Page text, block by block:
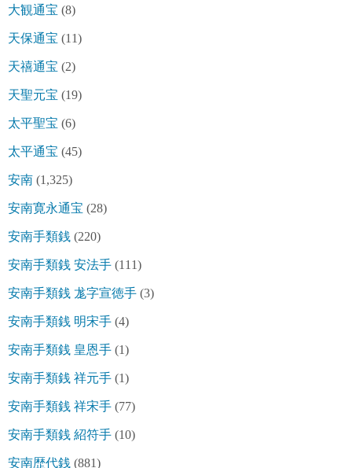
大観通宝 (8)
天保通宝 (11)
天禧通宝 (2)
天聖元宝 (19)
太平聖宝 (6)
太平通宝 (45)
安南 (1,325)
安南寛永通宝 (28)
安南手類銭 (220)
安南手類銭 安法手 (111)
安南手類銭 尨字宣徳手 (3)
安南手類銭 明宋手 (4)
安南手類銭 皇恩手 (1)
安南手類銭 祥元手 (1)
安南手類銭 祥宋手 (77)
安南手類銭 紹符手 (10)
安南歴代銭 (881)